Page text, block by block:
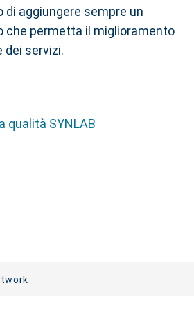
di aggiungere sempre un
che permetta il miglioramento
dei servizi.
qualità SYNLAB